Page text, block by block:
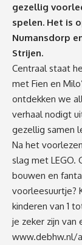
gezellig
spelen. Het is
Numansdorp
Strijen.
Centraal staat
met Fien en
ontdekken we
verhaal nodigt
gezellig samen
Na het
slag met LEGO.
bouwen en
voorleesuurtje?
kinderen van 1
je zeker zijn van
www.debhw.nl/